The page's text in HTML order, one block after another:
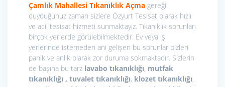
Çamlık Mahallesi Tıkanıklık Açma gereği
duyduğunuz zaman sizlere Özyurt Tesisat olarak hızlı
ve acil tesisat hizmeti sunmaktayız. Tıkanıklık sorunları
birçok yerlerde görülebilmektedir. Ev veya iş
yerlerinde istemeden ani gelişen bu sorunlar bizleri
panik ve anlık olarak zor duruma sokmaktadır. Sizlerin
de başına bu tarz lavabo tıkanıklığı, mutfak
tıkanıklığı , tuvalet tıkanıklığı, klozet tıkanıklığı,